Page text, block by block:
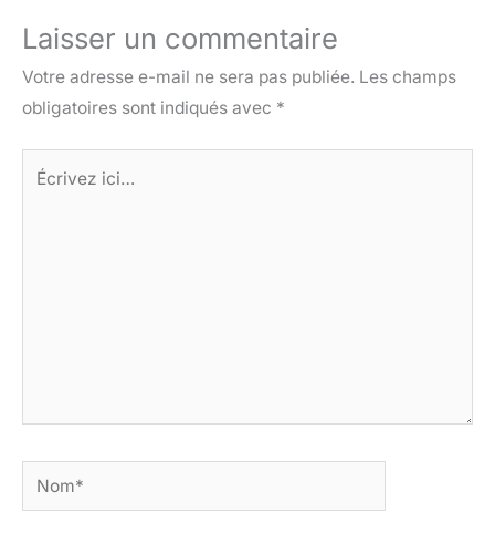
Laisser un commentaire
Votre adresse e-mail ne sera pas publiée. Les champs
obligatoires sont indiqués avec *
Écrivez
Nom*